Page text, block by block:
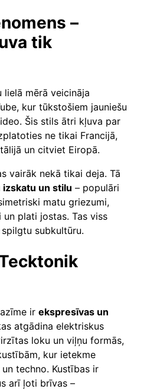
–
tik
lielā mērā veicināja
kur tūkstošiem jauniešu
Šis stils ātri kļuva par
ne tikai Francijā,
un citviet Eiropā.
vairāk nekā tikai deja. Tā
izskatu un stilu – populāri
matu griezumi,
plati jostas. Tas viss
subkultūru.
ir ekspresīvas un
atgādina elektriskus
loku un viļņu formās,
kur ietekme
techno. Kustības ir
arī ļoti brīvas –